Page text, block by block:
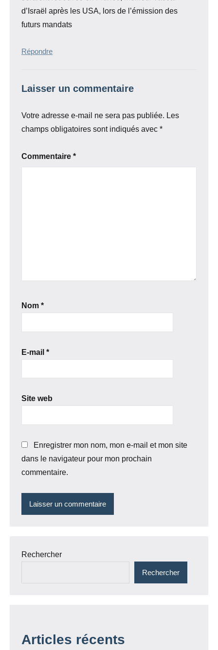
d’Israël après les USA, lors de l’émission des
futurs mandats
Répondre
Laisser un commentaire
Votre adresse e-mail ne sera pas publiée. Les
champs obligatoires sont indiqués avec *
Commentaire *
Nom *
E-mail *
Site web
Enregistrer mon nom, mon e-mail et mon site
dans le navigateur pour mon prochain
commentaire.
Rechercher
Rechercher
Articles récents